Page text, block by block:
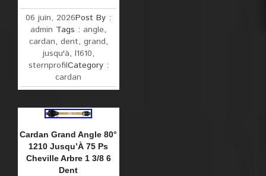
06 juin, 2026Post By :
admin Tags : angle,
cardan, dent, grand,
jusqu'à, l1610,
sternprofilCategory :
cardan
Cardan Grand Angle 80°
1210 Jusqu’À 75 Ps
Cheville Arbre 1 3/8 6
Dent